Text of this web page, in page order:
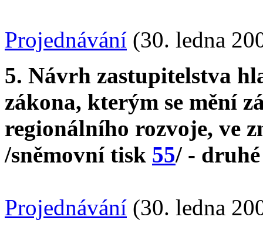
Projednávání (30. ledna
5. Návrh zastupitelstva
zákona, kterým se mění
regionálního rozvoje, ve
/sněmovní tisk 55/ -
Projednávání (30. ledna